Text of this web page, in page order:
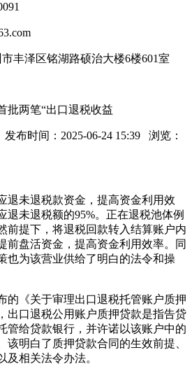
丰泽区铭湖路硕治大楼6楼601室
批两笔“出口退税收益
布时间：2025-06-24 15:39 浏览：
未退税款资金，提高资金利用效
退未退税额的95%。正在退税池体例
前提下，将退税回款转入结算账户内
前盘活资金，提高资金利用效率。同
也为该营业供给了明白的法令和操
《关于审理出口退税托管账户质押
出口退税公用账户质押贷款是指告贷
管给贷款银行，并许诺以该账户中的
该明白了质押贷款合同的生效前提、
及相关法令办法。